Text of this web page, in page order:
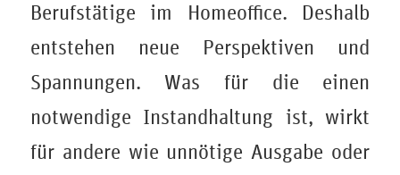
Berufstätige im Homeoffice. Deshalb
entstehen neue Perspektiven und
Spannungen. Was für die einen
notwendige Instandhaltung ist, wirkt
für andere wie unnötige Ausgabe oder